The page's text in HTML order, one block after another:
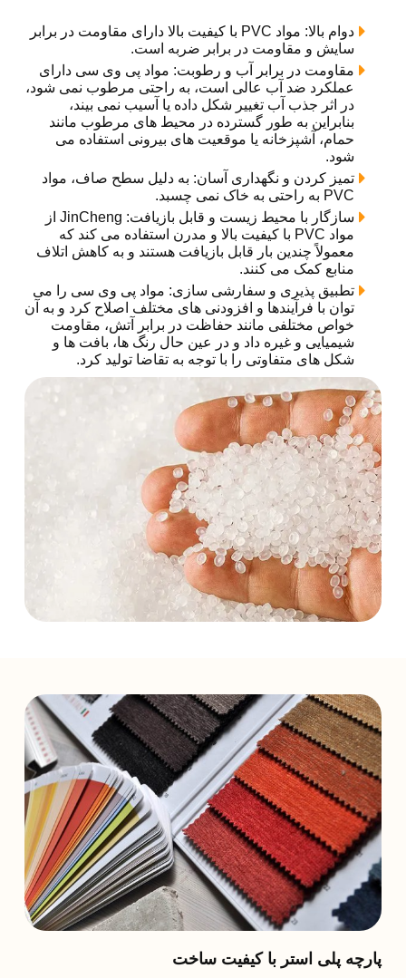
دوام بالا: مواد PVC با کیفیت بالا دارای مقاومت در برابر
سایش و مقاومت در برابر ضربه است.
مقاومت در برابر آب و رطوبت: مواد پی وی سی دارای
عملکرد ضد آب عالی است، به راحتی مرطوب نمی شود،
در اثر جذب آب تغییر شکل داده یا آسیب نمی بیند،
بنابراین به طور گسترده در محیط های مرطوب مانند
حمام، آشپزخانه یا موقعیت های بیرونی استفاده می
شود.
تمیز کردن و نگهداری آسان: به دلیل سطح صاف، مواد
PVC به راحتی به خاک نمی چسبد.
سازگار با محیط زیست و قابل بازیافت: JinCheng از
مواد PVC با کیفیت بالا و مدرن استفاده می کند که
معمولاً چندین بار قابل بازیافت هستند و به کاهش اتلاف
منابع کمک می کنند.
تطبیق پذیری و سفارشی سازی: مواد پی وی سی را می
توان با فرآیندها و افزودنی های مختلف اصلاح کرد و به آن
خواص مختلفی مانند حفاظت در برابر آتش، مقاومت
شیمیایی و غیره داد و در عین حال رنگ ها، بافت ها و
شکل های متفاوتی را با توجه به تقاضا تولید کرد.
پارچه پلی استر با کیفیت ساخت